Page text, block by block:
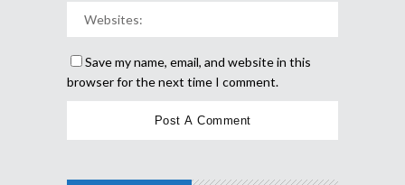
Save my name, email, and website in this
browser for the next time I comment.